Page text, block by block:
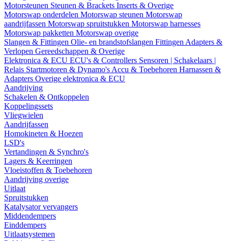
Motorsteunen Steunen & Brackets Inserts & Overige
Motorswap onderdelen Motorswap steunen Motorswap
aandrijfassen Motorswap spruitstukken Motorswap harnesses
Motorswap pakketten Motorswap overige
Slangen & Fittingen Olie- en brandstofslangen Fittingen Adapters &
Verlopen Gereedschappen & Overige
Elektronica & ECU ECU's & Controllers Sensoren | Schakelaars |
Relais Startmotoren & Dynamo's Accu & Toebehoren Harnassen &
Adapters Overige elektronica & ECU
Aandrijving
Schakelen & Ontkoppelen
Koppelingssets
Vliegwielen
Aandrijfassen
Homokineten & Hoezen
LSD's
Vertandingen & Synchro's
Lagers & Keerringen
Vloeistoffen & Toebehoren
Aandrijving overige
Uitlaat
Spruitstukken
Katalysator vervangers
Middendempers
Einddempers
Uitlaatsystemen